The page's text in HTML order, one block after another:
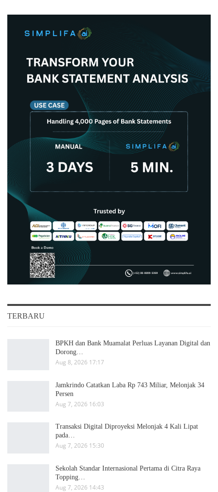
TERBARU
BPKH dan Bank Muamalat Perluas Layanan Digital dan
Dorong…
Aug 8, 2026 17:17
Jamkrindo Catatkan Laba Rp 743 Miliar, Melonjak 34
Persen
Aug 7, 2026 16:03
Transaksi Digital Diproyeksi Melonjak 4 Kali Lipat
pada…
Aug 7, 2026 15:30
Sekolah Standar Internasional Pertama di Citra Raya
Topping…
Aug 7, 2026 14:43